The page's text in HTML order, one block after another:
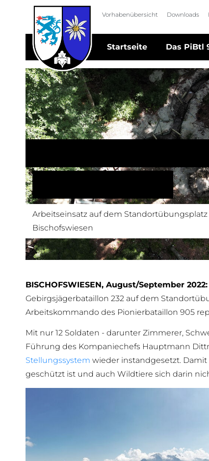
Navigation überspringen
Vorhaben­übersicht Downloads
Navigation überspringen
Startseite
Das PiBtl
Arbeitseinsatz auf dem Standortübungsplatz
Bischofswiesen
BISCHOFSWIESEN, August/September 2022:
Gebirgsjägerbataillon 232 auf dem
Arbeitskommando des Pionierbataillon 905
Mit nur 12 Soldaten - darunter Zimmerer,
Führung des Kompaniechefs Hauptmann
Stellungssystem wieder instandgesetzt.
geschützt ist und auch Wildtiere sich darin